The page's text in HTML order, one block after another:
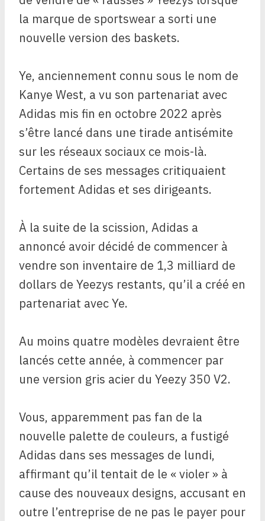
la marque de sportswear a sorti une
nouvelle version des baskets.
Ye, anciennement connu sous le nom de
Kanye West, a vu son partenariat avec
Adidas mis fin en octobre 2022 après
s’être lancé dans une tirade antisémite
sur les réseaux sociaux ce mois-là.
Certains de ses messages critiquaient
fortement Adidas et ses dirigeants.
À la suite de la scission, Adidas a
annoncé avoir décidé de commencer à
vendre son inventaire de 1,3 milliard de
dollars de Yeezys restants, qu’il a créé en
partenariat avec Ye.
Au moins quatre modèles devraient être
lancés cette année, à commencer par
une version gris acier du Yeezy 350 V2.
Vous, apparemment pas fan de la
nouvelle palette de couleurs, a fustigé
Adidas dans ses messages de lundi,
affirmant qu’il tentait de le « violer » à
cause des nouveaux designs, accusant en
outre l’entreprise de ne pas le payer pour